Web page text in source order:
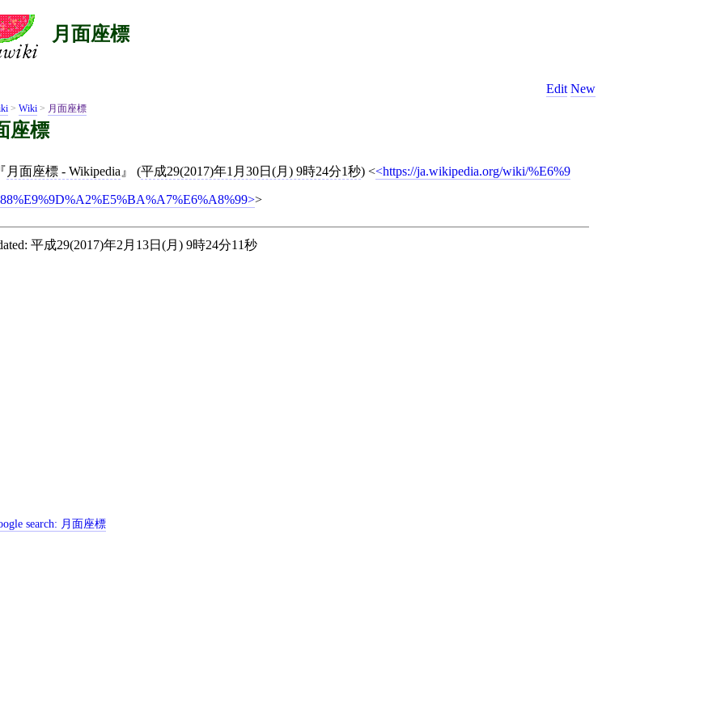
月面座標
Edit New
> Wiki > 月面座標
座標
月面座標 - Wikipedia (平成29(2017)年1月30日(月) 9時24分1秒) < https://ja.wikipedia.org/wiki/%E6%9
>
平成29(2017)年2月13日(月) 9時24分11秒
search: 月面座標